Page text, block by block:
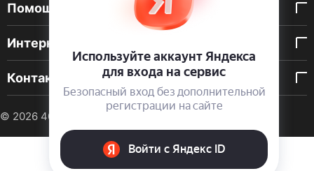
Помощь покупателю
Интернет-магазин
Контакты
© 2026 40 DEN. Интернет-магазин